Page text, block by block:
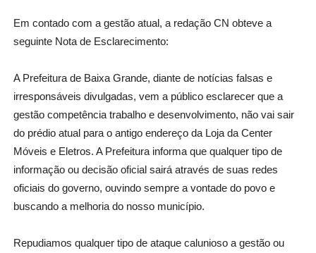
Em contado com a gestão atual, a redação CN obteve a
seguinte Nota de Esclarecimento:
A Prefeitura de Baixa Grande, diante de notícias falsas e
irresponsáveis divulgadas, vem a público esclarecer que a
gestão competência trabalho e desenvolvimento, não vai sair
do prédio atual para o antigo endereço da Loja da Center
Móveis e Eletros. A Prefeitura informa que qualquer tipo de
informação ou decisão oficial sairá através de suas redes
oficiais do governo, ouvindo sempre a vontade do povo e
buscando a melhoria do nosso município.
Repudiamos qualquer tipo de ataque calunioso a gestão ou